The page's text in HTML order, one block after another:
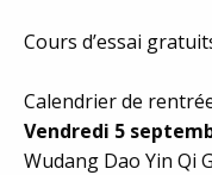
Cours d’essai
Calendrier de
Vendredi 5
Wudang Dao Yin Qi